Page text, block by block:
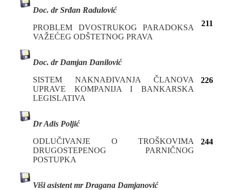
Doc. dr Srđan Radulović
PROBLEM DVOSTRUKOG PARADOKSA
VAŽEĆEG ODŠTETNOG PRAVA
211
Doc. dr Damjan Danilović
SISTEM NAKNAĐIVANJA ČLANOVA
UPRAVE KOMPANIJA I BANKARSKA
LEGISLATIVA
226
Dr Adis Poljić
ODLUČIVANJE O TROŠKOVIMA
DRUGOSTEPENOG PARNIČNOG
POSTUPKA
244
Viši asistent mr Dragana Damjanović